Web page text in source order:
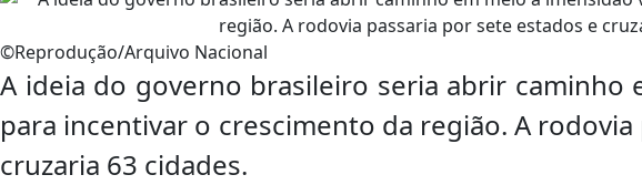
©Reprodução/Arquivo Nacional
A ideia do governo brasileiro seria abrir caminho
para incentivar o crescimento da região. A
cruzaria 63 cidades.